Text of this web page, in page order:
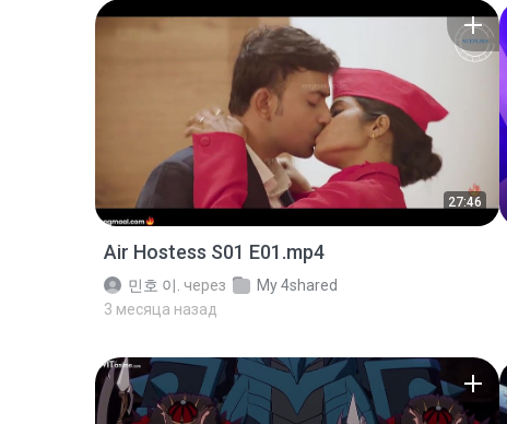
27:46
Air Hostess S01 E01.mp4
민호 이. через
My 4shared
3 месяца назад